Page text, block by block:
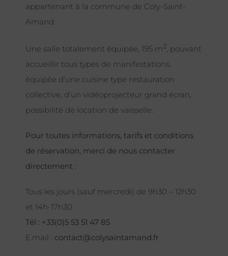
appartenant à la commune de Coly-Saint-
Amand.
Une salle totalement équipée, 195 m2, pouvant
accueillir tous types de manifestations,
équipée d’une cuisine type restauration
collective, d’un vidéoprojecteur grand écran,
possibilité de location de vaisselle.
Pour toutes informations, tarifs et conditions
de réservation, merci de nous contacter
directement :
Tous les jours (sauf mercredi) de 9h30 – 12h30
et 14h-17h30
Tél : +33(0)5 53 51 47 85
E.mail : contact@colysaintamand.fr